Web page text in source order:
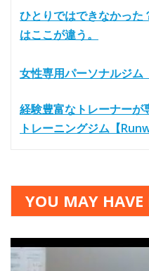
ひとりではできなかった
はここが違う。
女性専用パーソナルジム
経験豊富なトレーナーが
トレーニングジム【
YOU MAY HAVE